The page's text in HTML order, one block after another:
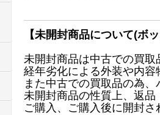
【未開封商品について(ボ
未開封商品は中古での買取
経年劣化による外装や内容
また中古での買取品の為
未開封商品の性質上、返品
ご購入、ご購入後に開封さ